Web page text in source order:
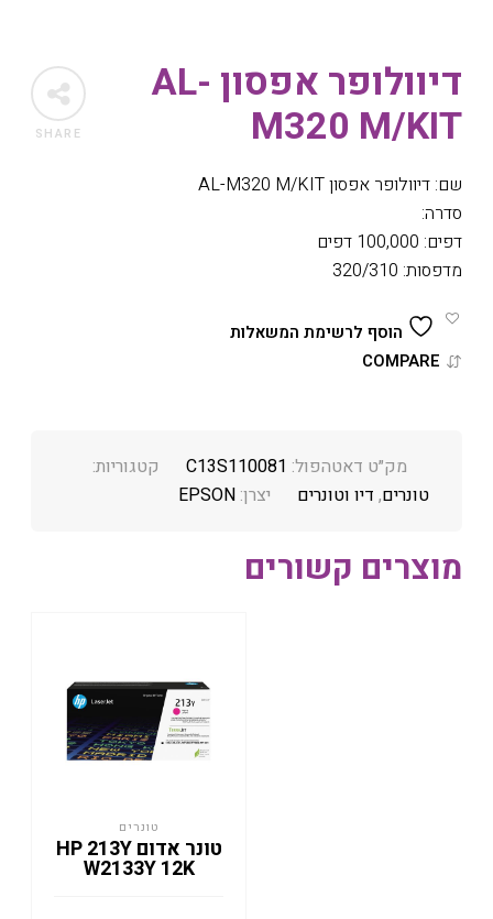
SHARE
דיוולופר אפסון AL-
M320 M/KIT
שם: דיוולופר אפסון AL-M320 M/KIT
סדרה:
דפים: 100,000 דפים
מדפסות: 320/310
הוסף לרשימת המשאלות
COMPARE
מק״ט דאטהפול: C13S110081
קטגוריות:
טונרים, דיו וטונרים יצרן:EPSON
מוצרים קשורים
טונרים
טונר אדום HP 213Y
W2133Y 12K